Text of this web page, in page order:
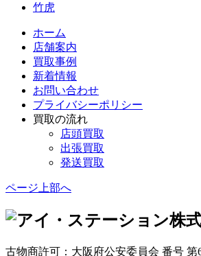
竹虎
ホーム
店舗案内
買取事例
新着情報
お問い合わせ
プライバシーポリシー
買取の流れ
店頭買取
出張買取
発送買取
ページ上部へ
古物商許可：大阪府公安委員会 番号 第